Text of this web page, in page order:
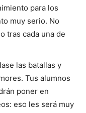
para los
muy serio. No
tras cada una de
las batallas y
Tus alumnos
poner en
eso les será muy